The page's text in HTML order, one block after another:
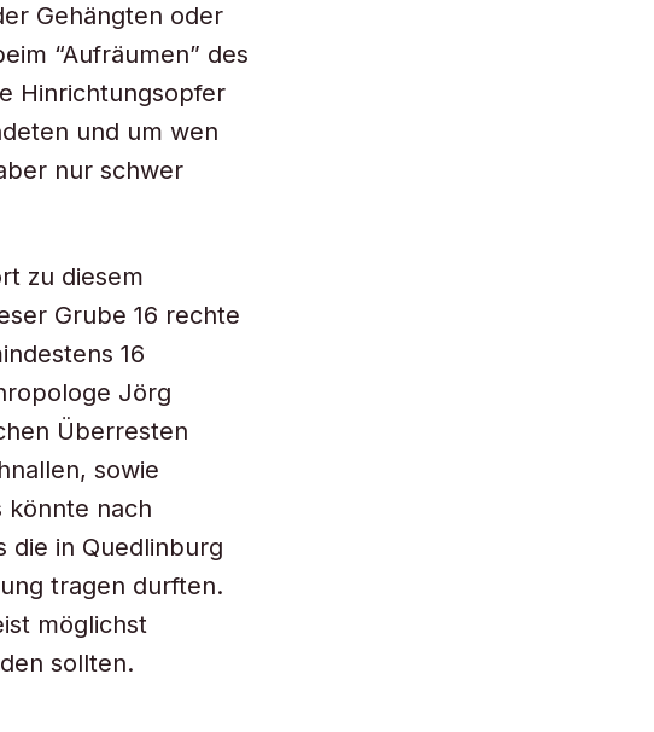
Gehängten oder
“Aufräumen” des
Hinrichtungsopfer
und um wen
nur schwer
zu diesem
Grube 16 rechte
16
Jörg
Überresten
sowie
könnte nach
die in Quedlinburg
tragen durften.
möglichst
sollten.